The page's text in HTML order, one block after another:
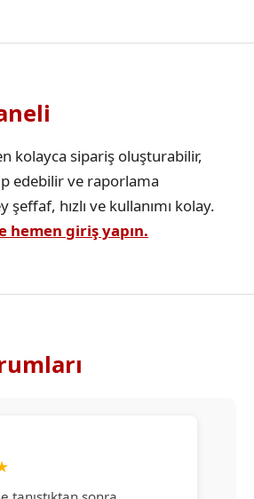
kolayca sipariş oluşturabilir,
edebilir ve raporlama
hızlı ve kullanımı kolay.
hemen giriş yapın.